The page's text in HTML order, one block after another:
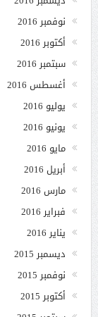
نوفمبر 2016
أكتوبر 2016
سبتمبر 2016
أغسطس 2016
يوليو 2016
يونيو 2016
مايو 2016
أبريل 2016
مارس 2016
فبراير 2016
يناير 2016
ديسمبر 2015
نوفمبر 2015
أكتوبر 2015